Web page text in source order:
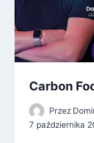
Carbon
Przez
7 października